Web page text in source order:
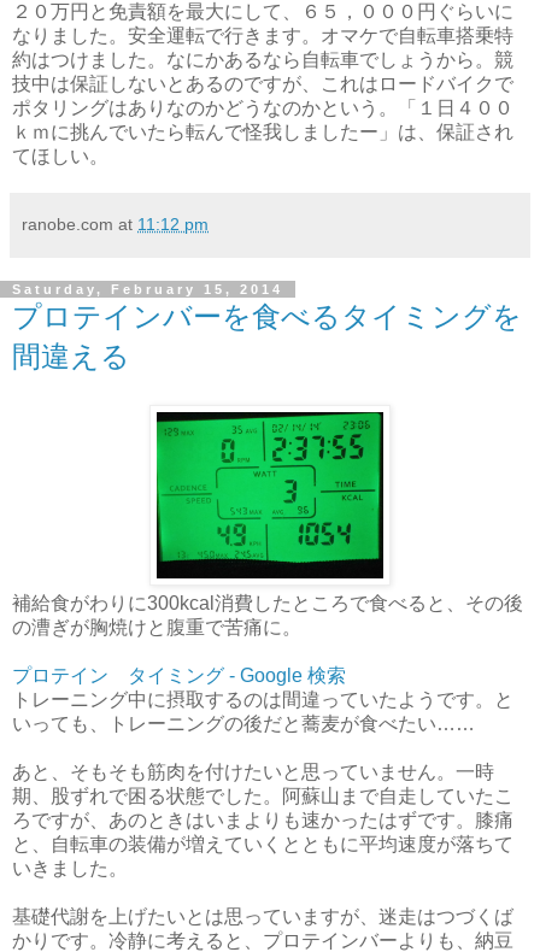
２０万円と免責額を最大にして、６５，０００円ぐらいに
なりました。安全運転で行きます。オマケで自転車搭乗特
約はつけました。なにかあるなら自転車でしょうから。競
技中は保証しないとあるのですが、これはロードバイクで
ポタリングはありなのかどうなのかという。「１日４００
ｋｍに挑んでいたら転んで怪我しましたー」は、保証され
てほしい。
ranobe.com at 11:12 pm
Saturday, February 15, 2014
プロテインバーを食べるタイミングを
間違える
補給食がわりに300kcal消費したところで食べると、その後
の漕ぎが胸焼けと腹重で苦痛に。
プロテイン タイミング - Google 検索
トレーニング中に摂取するのは間違っていたようです。と
いっても、トレーニングの後だと蕎麦が食べたい……
あと、そもそも筋肉を付けたいと思っていません。一時
期、股ずれで困る状態でした。阿蘇山まで自走していたこ
ろですが、あのときはいまよりも速かったはずです。膝痛
と、自転車の装備が増えていくとともに平均速度が落ちて
いきました。
基礎代謝を上げたいとは思っていますが、迷走はつづくば
かりです。冷静に考えると、プロテインバーよりも、納豆